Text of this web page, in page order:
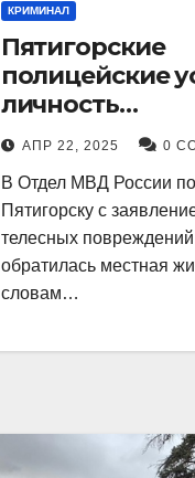
КРИМИНАЛ
Пятигорские
полицейские
личность
причинившего
повреждения
жителю
АПР 22, 2025 0
В Отдел МВД России
Пятигорску с
телесных повреждений
обратилась местная
словам…